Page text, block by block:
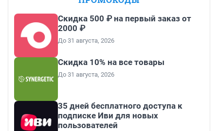
Скидка 500 ₽ на первый заказ от
2000 ₽
До 31 августа, 2026
Скидка 10% на все товары
До 31 августа, 2026
35 дней бесплатного доступа к
подписке Иви для новых
пользователей